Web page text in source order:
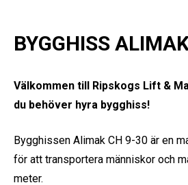
BYGGHISS
Välkommen till Ripskogs Lift &
du behöver hyra bygghiss!
Bygghissen Alimak CH 9-30 är en
för att transportera människor och
meter.